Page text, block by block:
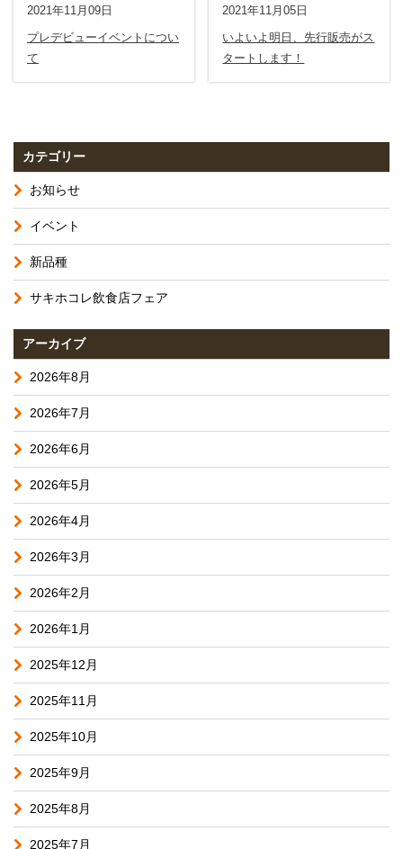
2021年11月09日
プレデビューイベントについ
て
2021年11月05日
いよいよ明日、先行販売がス
タートします！
カテゴリー
お知らせ
イベント
新品種
サキホコレ飲食店フェア
アーカイブ
2026年8月
2026年7月
2026年6月
2026年5月
2026年4月
2026年3月
2026年2月
2026年1月
2025年12月
2025年11月
2025年10月
2025年9月
2025年8月
2025年7月